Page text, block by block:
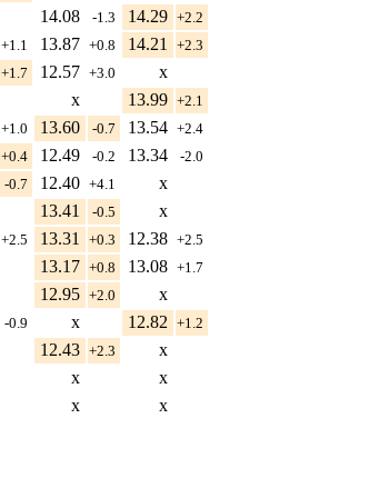
14.08 -1.3 14.29 +2.2
+1.1 13.87 +0.8 14.21 +2.3
+1.7 12.57 +3.0
x
x 13.99 +2.1
+1.0 13.60 -0.7 13.54 +2.4
+0.4 12.49 -0.2 13.34 -2.0
-0.7 12.40 +4.1
x
13.41 -0.5
x
+2.5 13.31 +0.3 12.38 +2.5
13.17 +0.8 13.08 +1.7
12.95 +2.0
x
-0.9 x 12.82 +1.2
12.43 +2.3
x
x
x
x
x